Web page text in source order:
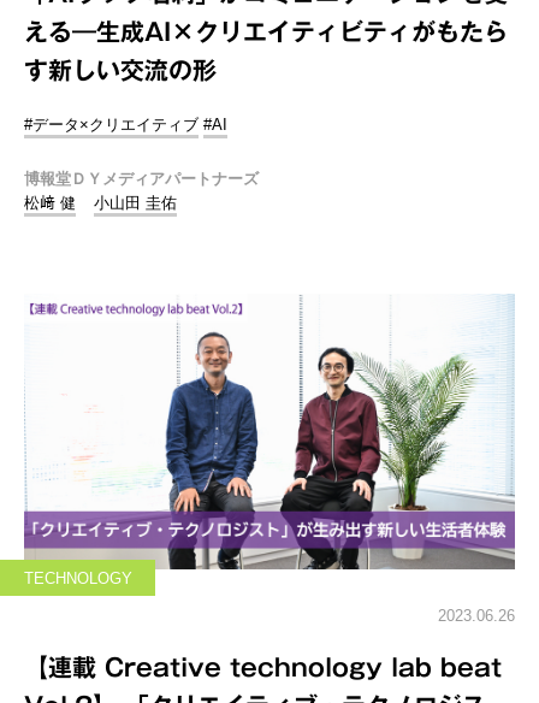
える―生成AI×クリエイティビティがもたら
す新しい交流の形
#データ×クリエイティブ #AI
博報堂ＤＹメディアパートナーズ
松﨑 健
小山田 圭佑
TECHNOLOGY
2023.06.26
【連載 Creative technology lab beat